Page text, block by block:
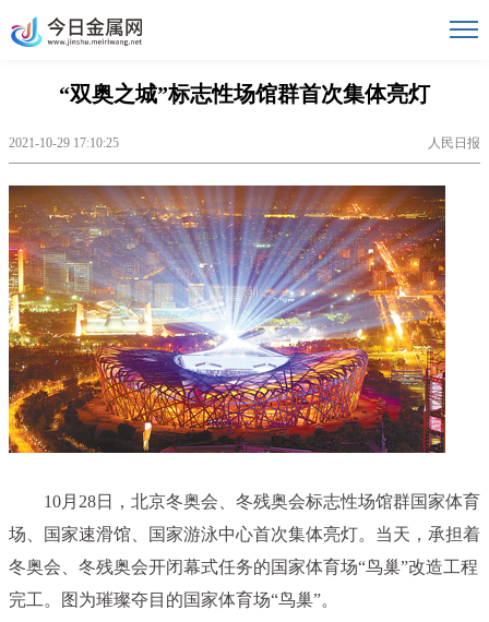
“双奥之城”标志性场馆群首次集体亮灯
2021-10-29 17:10:25 人民日报
10月28日，北京冬奥会、冬残奥会标志性场馆群国家体育
场、国家速滑馆、国家游泳中心首次集体亮灯。当天，承担着
冬奥会、冬残奥会开闭幕式任务的国家体育场“鸟巢”改造工程
完工。图为璀璨夺目的国家体育场“鸟巢”。